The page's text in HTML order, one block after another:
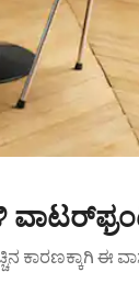
ಕಾರಣಕ್ಕಾಗಿ ಈ